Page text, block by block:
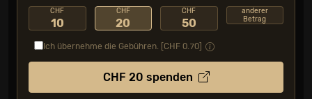
CHF
10
CHF
20
CHF
50
anderer
Betrag
Ich übernehme die Gebühren. [CHF 0.70
CHF 20 spenden